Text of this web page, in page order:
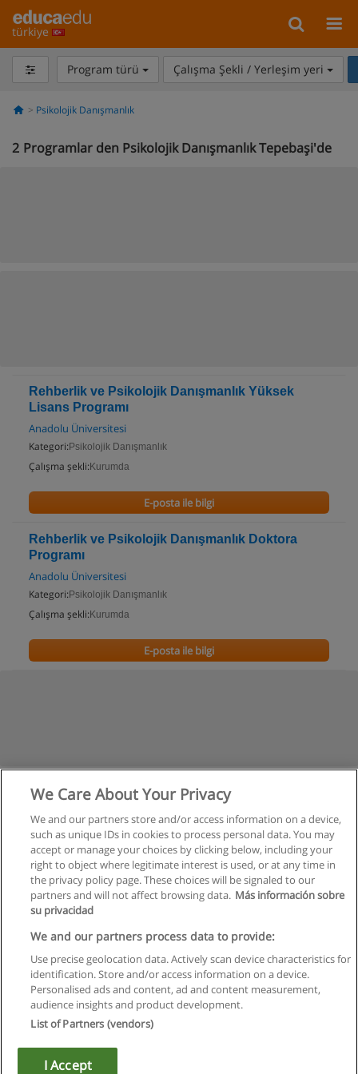
türkiye
Program türü Çalışma Şekli / Yerleşim yeri
Psikolojik Danışmanlık
2 Programlar den Psikolojik Danışmanlık Tepebaşi'de
Rehberlik ve Psikolojik Danışmanlık Yüksek
Lisans Programı
Anadolu Üniversitesi
Kategori: Psikolojik Danışmanlık
Çalışma şekli: Kurumda
E-posta ile bilgi
Rehberlik ve Psikolojik Danışmanlık Doktora
Programı
Anadolu Üniversitesi
Kategori: Psikolojik Danışmanlık
Çalışma şekli: Kurumda
E-posta ile bilgi
Kullanım koşulları
Gizlilik politikası
İletişim Educaedu
Copyright © Educaedu Business S.L. - CIF : B-95610580: -
We Care About Your Privacy
We and our partners store and/or access information on a device,
such as unique IDs in cookies to process personal data. You may
accept or manage your choices by clicking below, including your
right to object where legitimate interest is used, or at any time in
the privacy policy page. These choices will be signaled to our
partners and will not affect browsing data. Más información sobre
su privacidad
We and our partners process data to provide:
Use precise geolocation data. Actively scan device characteristics for
identification. Store and/or access information on a device.
Personalised ads and content, ad and content measurement,
audience insights and product development.
List of Partners (vendors)
I Accept